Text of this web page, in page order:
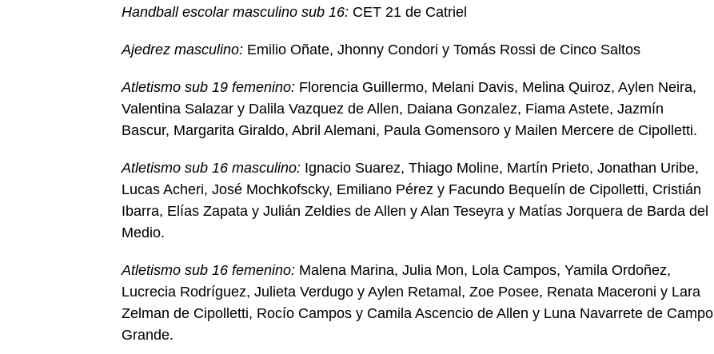
Handball escolar masculino sub 16: CET 21 de Catriel
Ajedrez masculino: Emilio Oñate, Jhonny Condori y Tomás Rossi de Cinco Saltos
Atletismo sub 19 femenino: Florencia Guillermo, Melani Davis, Melina Quiroz, Aylen Neira,
Valentina Salazar y Dalila Vazquez de Allen, Daiana Gonzalez, Fiama Astete, Jazmín
Bascur, Margarita Giraldo, Abril Alemani, Paula Gomensoro y Mailen Mercere de Cipolletti.
Atletismo sub 16 masculino: Ignacio Suarez, Thiago Moline, Martín Prieto, Jonathan Uribe,
Lucas Acheri, José Mochkofscky, Emiliano Pérez y Facundo Bequelín de Cipolletti, Cristián
Ibarra, Elías Zapata y Julián Zeldies de Allen y Alan Teseyra y Matías Jorquera de Barda del
Medio.
Atletismo sub 16 femenino: Malena Marina, Julia Mon, Lola Campos, Yamila Ordoñez,
Lucrecia Rodríguez, Julieta Verdugo y Aylen Retamal, Zoe Posee, Renata Maceroni y Lara
Zelman de Cipolletti, Rocío Campos y Camila Ascencio de Allen y Luna Navarrete de Campo
Grande.